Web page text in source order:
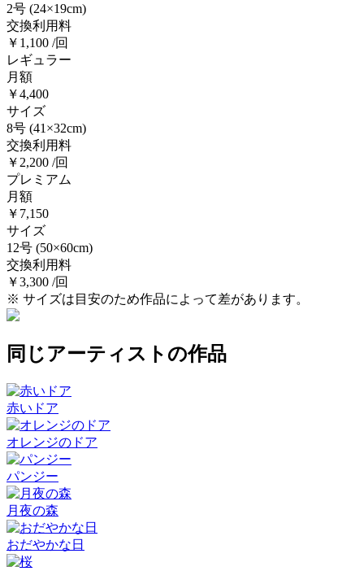
2号 (24×19cm)
交換利用料
￥1,100 /回
レギュラー
月額
￥4,400
サイズ
8号 (41×32cm)
交換利用料
￥2,200 /回
プレミアム
月額
￥7,150
サイズ
12号 (50×60cm)
交換利用料
￥3,300 /回
※ サイズは目安のため作品によって差があります。
同じアーティストの作品
赤いドア
オレンジのドア
パンジー
月夜の森
おだやかな日